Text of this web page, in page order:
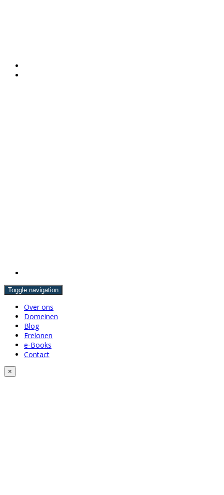
Toggle navigation
Over ons
Domeinen
Blog
Erelonen
e-Books
Contact
×